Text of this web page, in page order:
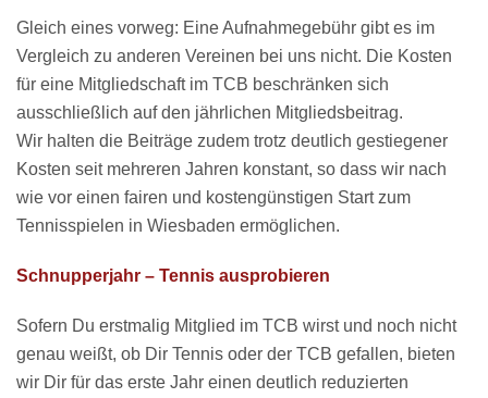
Gleich eines vorweg: Eine Aufnahmegebühr gibt es im
Vergleich zu anderen Vereinen bei uns nicht. Die Kosten
für eine Mitgliedschaft im TCB beschränken sich
ausschließlich auf den jährlichen Mitgliedsbeitrag.
Wir halten die Beiträge zudem trotz deutlich gestiegener
Kosten seit mehreren Jahren konstant, so dass wir nach
wie vor einen fairen und kostengünstigen Start zum
Tennisspielen in Wiesbaden ermöglichen.
Schnupperjahr – Tennis ausprobieren
Sofern Du erstmalig Mitglied im TCB wirst und noch nicht
genau weißt, ob Dir Tennis oder der TCB gefallen, bieten
wir Dir für das erste Jahr einen deutlich reduzierten